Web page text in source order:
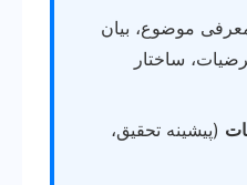
موضوع، بیان
ساختار
(پیشینه تحقیق،